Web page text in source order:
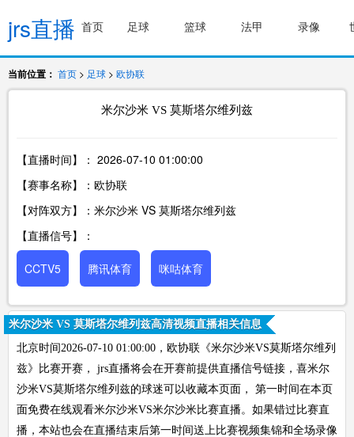
jrs直播 首页 足球 篮球 法甲 录像
当前位置： 首页 > 足球 > 欧协联
米尔沙米 VS 莫斯塔尔维列兹
【直播时间】： 2026-07-10 01:00:00
【赛事名称】：欧协联
【对阵双方】：米尔沙米 VS 莫斯塔尔维列兹
【直播信号】：
CCTV5 腾讯体育 咪咕体育
米尔沙米 VS 莫斯塔尔维列兹高清视频直播相关信息
北京时间2026-07-10 01:00:00，欧协联《米尔沙米VS莫斯塔尔维列
兹》比赛开赛， jrs直播将会在开赛前提供直播信号链接，喜米尔
沙米VS莫斯塔尔维列兹的球迷可以收藏本页面， 第一时间在本页
面免费在线观看米尔沙米VS米尔沙米比赛直播。如果错过比赛直
播，本站也会在直播结束后第一时间送上比赛视频集锦和全场录像